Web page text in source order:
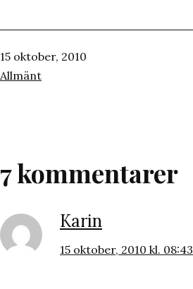
Publicerat
den
15 oktober, 2010
Kategoriserat
Allmänt
7 kommentarer
Karin
15 oktober, 2010 kl. 08:43